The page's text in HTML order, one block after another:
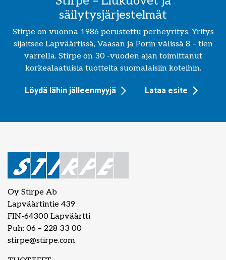
säilytysjärjestelmät
Stirpe on vuonna 1986 perustettu perheyritys. Yritys
sijaitsee Lapväärtissä, Vaasan ja Porin välissä 8 – tien
varrella. Stirpe on 30 -vuoden ajan toimittanut
korkealaatuisia tuotteita suomalaisiin koteihin.
Löydä lähin jälleenmyyjä Lataa esite
Oy Stirpe Ab
Lapväärtintie 439
FIN-64300 Lapväärtti
Puh: 06 – 228 33 00
stirpe@stirpe.com